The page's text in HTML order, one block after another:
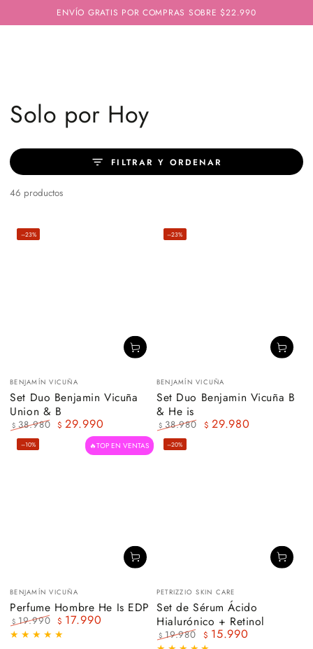
CONTENIDOENVÍO GRATIS POR COMPRAS SOBRE $22.990
Colección:
Solo por Hoy
FILTRAR Y ORDENAR
46 productos
Vendedor:
BENJAMÍN VICUÑA
Set Duo Benjamin Vicuña
Union & B
Precio
regular
$ 38.980
$ 29.990
–23%
Vendedor:
BENJAMÍN VICUÑA
Set Duo Benjamin Vicuña B
& He is
Precio
regular
$ 38.980
$ 29.980
–23%
🔥TOP EN VENTAS
Vendedor:
BENJAMÍN VICUÑA
Perfume Hombre He Is EDP
Precio
$ 19.990
Precio
$ 17.990
–10%
Vendedor:
PETRIZZIO SKIN CARE
Set de Sérum Ácido
Hialurónico + Retinol
$ 19.980
$ 15.990
–20%